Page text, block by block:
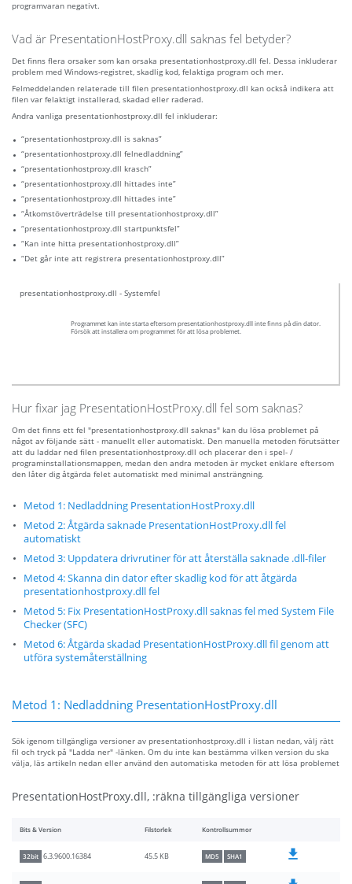
programvaran negativt.
Vad är PresentationHostProxy.dll saknas fel betyder?
Det finns flera orsaker som kan orsaka presentationhostproxy.dll fel. Dessa inkluderar
problem med Windows-registret, skadlig kod, felaktiga program och mer.
Felmeddelanden relaterade till filen presentationhostproxy.dll kan också indikera att
filen var felaktigt installerad, skadad eller raderad.
Andra vanliga presentationhostproxy.dll fel inkluderar:
“presentationhostproxy.dll is saknas”
“presentationhostproxy.dll felnedladdning”
“presentationhostproxy.dll krasch”
“presentationhostproxy.dll hittades inte”
“presentationhostproxy.dll hittades inte”
“Åtkomstöverträdelse till presentationhostproxy.dll”
“presentationhostproxy.dll startpunktsfel”
“Kan inte hitta presentationhostproxy.dll”
“Det går inte att registrera presentationhostproxy.dll”
presentationhostproxy.dll - Systemfel
Programmet kan inte starta eftersom presentationhostproxy.dll inte finns på din dator.
Försök att installera om programmet för att lösa problemet.
Hur fixar jag PresentationHostProxy.dll fel som saknas?
Om det finns ett fel "presentationhostproxy.dll saknas" kan du lösa problemet på
något av följande sätt - manuellt eller automatiskt. Den manuella metoden förutsätter
att du laddar ned filen presentationhostproxy.dll och placerar den i spel- /
programinstallationsmappen, medan den andra metoden är mycket enklare eftersom
den låter dig åtgärda felet automatiskt med minimal ansträngning.
Metod 1: Nedladdning PresentationHostProxy.dll
Metod 2: Åtgärda saknade PresentationHostProxy.dll fel
automatiskt
Metod 3: Uppdatera drivrutiner för att återställa saknade .dll-filer
Metod 4: Skanna din dator efter skadlig kod för att åtgärda
presentationhostproxy.dll fel
Metod 5: Fix PresentationHostProxy.dll saknas fel med System File
Checker (SFC)
Metod 6: Åtgärda skadad PresentationHostProxy.dll fil genom att
utföra systemåterställning
Metod 1: Nedladdning PresentationHostProxy.dll
Sök igenom tillgängliga versioner av presentationhostproxy.dll i listan nedan, välj rätt
fil och tryck på "Ladda ner" -länken. Om du inte kan bestämma vilken version du ska
välja, läs artikeln nedan eller använd den automatiska metoden för att lösa problemet
PresentationHostProxy.dll, :räkna tillgängliga versioner
Bits & Version Filstorlek Kontrollsummor
32bit 6.3.9600.16384 45.5 KB MD5 SHA1